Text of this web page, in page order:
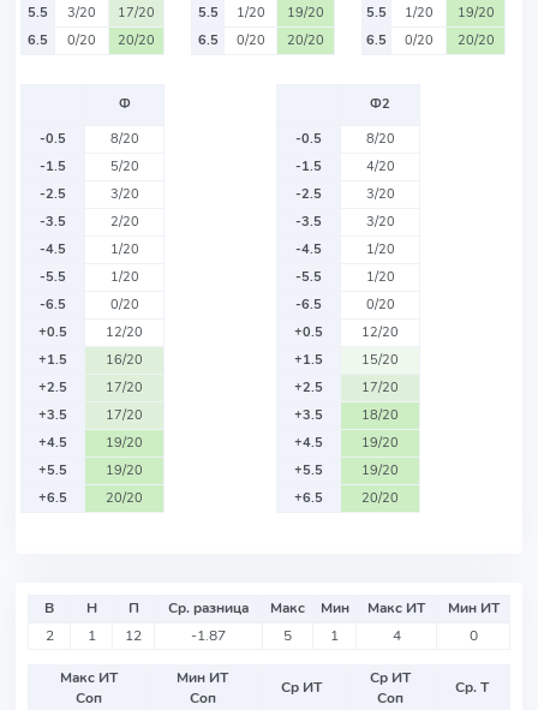
5.5
3/20
17/20
6.5
0/20 20/20
5.5
1/20
19/20
6.5
0/20 20/20
5.5
1/20
19/20
6.5
0/20 20/20
Ф
-0.5
8/20
-1.5
5/20
-2.5
3/20
-3.5
2/20
-4.5
1/20
-5.5
1/20
-6.5
0/20
+0.5
12/20
+1.5
16/20
+2.5
17/20
+3.5
17/20
+4.5
19/20
+5.5
19/20
+6.5
20/20
Ф2
-0.5
8/20
-1.5
4/20
-2.5
3/20
-3.5
3/20
-4.5
1/20
-5.5
1/20
-6.5
0/20
+0.5
12/20
+1.5
15/20
+2.5
17/20
+3.5
18/20
+4.5
19/20
+5.5
19/20
+6.5
20/20
В Н П Ср. разница Макс Мин Макс ИТ
Мин ИТ
2
1 12 -1.87 5 1 4 0
Макс ИТ
Соп
Мин ИТ
Соп
Ср ИТ
Ср ИТ
Соп
Ср. Т